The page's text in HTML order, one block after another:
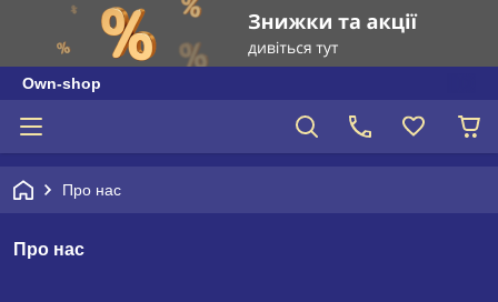
Own-shop
Про нас
Про нас